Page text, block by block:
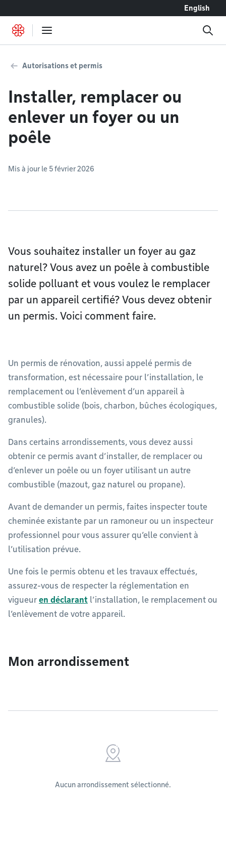
English
Autorisations et permis
Installer, remplacer ou
enlever un foyer ou un
poêle
Mis à jour le 5 février 2026
Vous souhaitez installer un foyer au gaz
naturel? Vous avez un poêle à combustible
solide polluant et vous voulez le remplacer
par un appareil certifié? Vous devez obtenir
un permis. Voici comment faire.
Un permis de rénovation, aussi appelé permis de
transformation, est nécessaire pour l’installation, le
remplacement ou l’enlèvement d’un appareil à
combustible solide (bois, charbon, bûches écologiques,
granules).
Dans certains arrondissements, vous devez aussi
obtenir ce permis avant d’installer, de remplacer ou
d’enlever un poêle ou un foyer utilisant un autre
combustible (mazout, gaz naturel ou propane).
Avant de demander un permis, faites inspecter toute
cheminée existante par un ramoneur ou un inspecteur
professionnel pour vous assurer qu’elle convient à
l’utilisation prévue.
Une fois le permis obtenu et les travaux effectués,
assurez-vous de respecter la réglementation en
vigueur en déclarant l’installation, le remplacement ou
l’enlèvement de votre appareil.
Mon arrondissement
Aucun arrondissement sélectionné.